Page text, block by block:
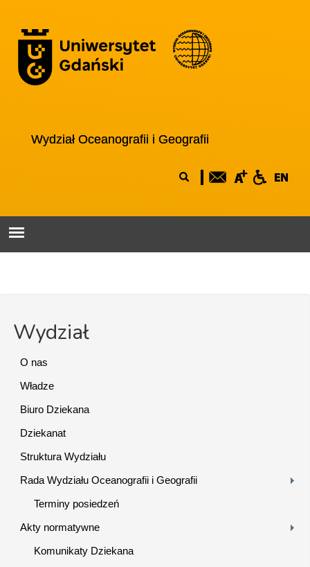
Wydział Oceanografii i Geografii
wyszukiwania
Wydział
O nas
Władze
Biuro Dziekana
Dziekanat
Struktura Wydziału
Rada Wydziału Oceanografii i Geografii
Terminy posiedzeń
Akty normatywne
Komunikaty Dziekana